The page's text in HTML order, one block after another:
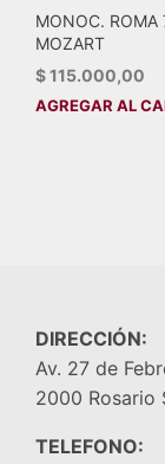
MONOC. ROMA
MOZART
$115.000,00
AGREGAR AL
DIRECCIÓN:
Av. 27 de
2000 Rosario
TELEFONO: